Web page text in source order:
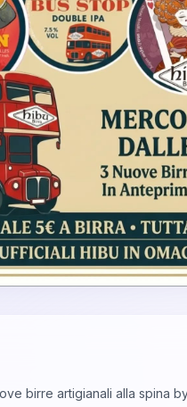
birre artigianali alla spina